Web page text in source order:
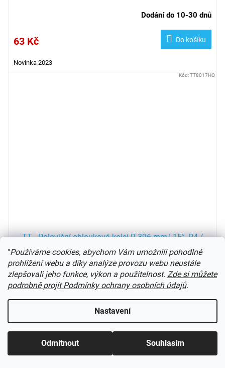
"Používáme cookies, abychom Vám umožnili pohodlné
prohlížení webu a díky analýze provozu webu neustále
zlepšovali jeho funkce, výkon a použitelnost. Zde si můžete
podrobně projít Podmínky ochrany osobních údajů.
Nastavení
Odmítnout Souhlasím
Dodání do 10-30 dnů
63 Kč Do košíku
Novinka 2023
TT - Poloviční oblouková kolej R 396 mm/ 15°, R4 /
HORNBY TT8017
Dodání do 10-30 dnů
Kód:TT8017HO